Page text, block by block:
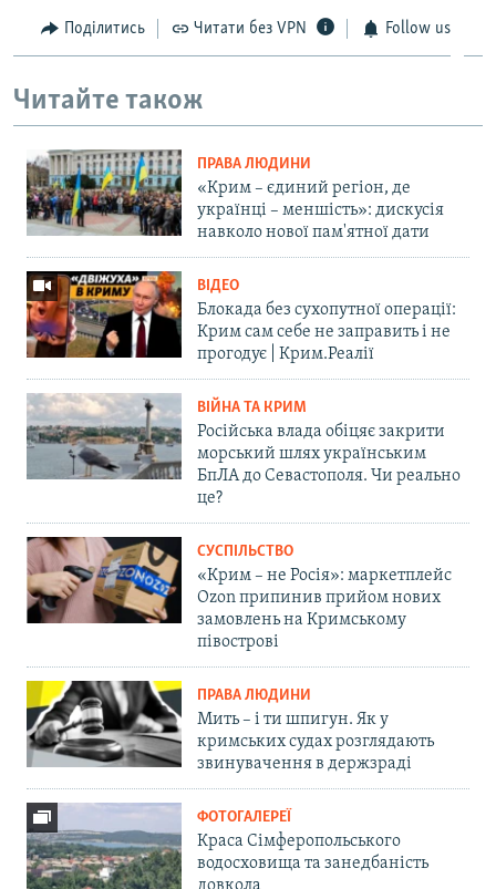
Поділитись Читати без VPN Follow us
Читайте також
ПРАВА ЛЮДИНИ
«Крим – єдиний регіон, де
українці – меншість»: дискусія
навколо нової пам'ятної дати
ВІДЕО
Блокада без сухопутної операції:
Крим сам себе не заправить і не
прогодує | Крим.Реалії
ВІЙНА ТА КРИМ
Російська влада обіцяє закрити
морський шлях українським
БпЛА до Севастополя. Чи реально
це?
СУСПІЛЬСТВО
«Крим – не Росія»: маркетплейс
Ozon припинив прийом нових
замовлень на Кримському
півострові
ПРАВА ЛЮДИНИ
Мить – і ти шпигун. Як у
кримських судах розглядають
звинувачення в держзраді
ФОТОГАЛЕРЕЇ
Краса Сімферопольського
водосховища та занедбаність
довкола